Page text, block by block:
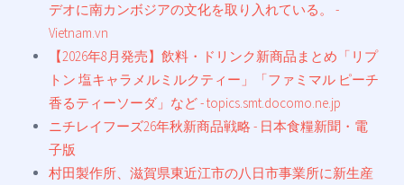
デオに南カンボジアの文化を取り入れている。 -
Vietnam.vn
【2026年8月発売】飲料・ドリンク新商品まとめ「リプ
トン 塩キャラメルミルクティー」「ファミマル ピーチ
香るティーソーダ」など - topics.smt.docomo.ne.jp
ニチレイフーズ26年秋新商品戦略 - 日本食糧新聞・電
子版
村田製作所、滋賀県東近江市の八日市事業所に新生産